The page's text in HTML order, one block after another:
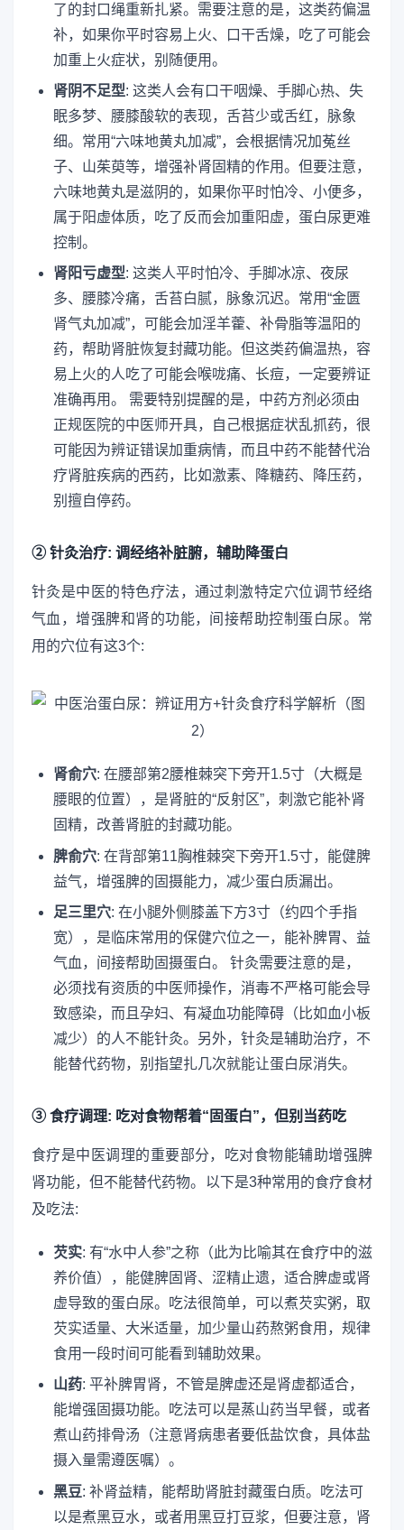
了的封口绳重新扎紧。需要注意的是，这类药偏温
补，如果你平时容易上火、口干舌燥，吃了可能会
加重上火症状，别随便用。
肾阴不足型: 这类人会有口干咽燥、手脚心热、失
眠多梦、腰膝酸软的表现，舌苔少或舌红，脉象
细。常用“六味地黄丸加减”，会根据情况加菟丝
子、山茱萸等，增强补肾固精的作用。但要注意，
六味地黄丸是滋阴的，如果你平时怕冷、小便多，
属于阳虚体质，吃了反而会加重阳虚，蛋白尿更难
控制。
肾阳亏虚型: 这类人平时怕冷、手脚冰凉、夜尿
多、腰膝冷痛，舌苔白腻，脉象沉迟。常用“金匮
肾气丸加减”，可能会加淫羊藿、补骨脂等温阳的
药，帮助肾脏恢复封藏功能。但这类药偏温热，容
易上火的人吃了可能会喉咙痛、长痘，一定要辨证
准确再用。 需要特别提醒的是，中药方剂必须由
正规医院的中医师开具，自己根据症状乱抓药，很
可能因为辨证错误加重病情，而且中药不能替代治
疗肾脏疾病的西药，比如激素、降糖药、降压药，
别擅自停药。
② 针灸治疗: 调经络补脏腑，辅助降蛋白
针灸是中医的特色疗法，通过刺激特定穴位调节经络
气血，增强脾和肾的功能，间接帮助控制蛋白尿。常
用的穴位有这3个:
肾俞穴: 在腰部第2腰椎棘突下旁开1.5寸（大概是
腰眼的位置），是肾脏的“反射区”，刺激它能补肾
固精，改善肾脏的封藏功能。
脾俞穴: 在背部第11胸椎棘突下旁开1.5寸，能健脾
益气，增强脾的固摄能力，减少蛋白质漏出。
足三里穴: 在小腿外侧膝盖下方3寸（约四个手指
宽），是临床常用的保健穴位之一，能补脾胃、益
气血，间接帮助固摄蛋白。 针灸需要注意的是，
必须找有资质的中医师操作，消毒不严格可能会导
致感染，而且孕妇、有凝血功能障碍（比如血小板
减少）的人不能针灸。另外，针灸是辅助治疗，不
能替代药物，别指望扎几次就能让蛋白尿消失。
③ 食疗调理: 吃对食物帮着“固蛋白”，但别当药吃
食疗是中医调理的重要部分，吃对食物能辅助增强脾
肾功能，但不能替代药物。以下是3种常用的食疗食材
及吃法:
芡实: 有“水中人参”之称（此为比喻其在食疗中的滋
养价值），能健脾固肾、涩精止遗，适合脾虚或肾
虚导致的蛋白尿。吃法很简单，可以煮芡实粥，取
芡实适量、大米适量，加少量山药熬粥食用，规律
食用一段时间可能看到辅助效果。
山药: 平补脾胃肾，不管是脾虚还是肾虚都适合，
能增强固摄功能。吃法可以是蒸山药当早餐，或者
煮山药排骨汤（注意肾病患者要低盐饮食，具体盐
摄入量需遵医嘱）。
黑豆: 补肾益精，能帮助肾脏封藏蛋白质。吃法可
以是煮黑豆水，或者用黑豆打豆浆，但要注意，肾